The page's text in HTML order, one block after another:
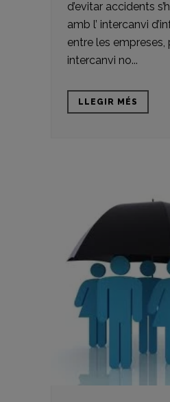
d’evitar accidents
amb l’ intercanvi
entre les empreses,
intercanvi no...
LLEGIR MÉS